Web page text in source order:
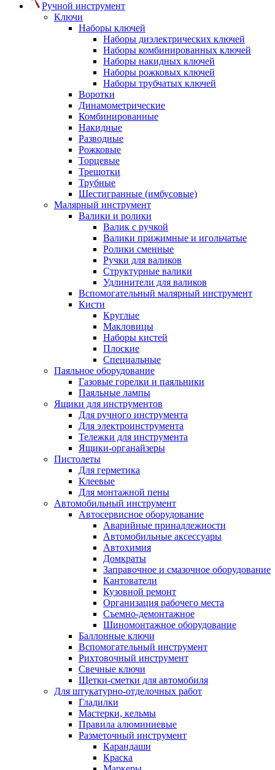
Ручной инструмент
Ключи
Наборы ключей
Наборы диэлектрических ключей
Наборы комбинированных ключей
Наборы накидных ключей
Наборы рожковых ключей
Наборы трубчатых ключей
Воротки
Динамометрические
Комбинированные
Накидные
Разводные
Рожковые
Торцевые
Трещотки
Трубные
Шестигранные (имбусовые)
Малярный инструмент
Валики и ролики
Валик с ручкой
Валики прижимные и игольчатые
Ролики сменные
Ручки для валиков
Структурные валики
Удлинители для валиков
Вспомогательный малярный инструмент
Кисти
Круглые
Макловицы
Наборы кистей
Плоские
Специальные
Паяльное оборудование
Газовые горелки и паяльники
Паяльные лампы
Ящики для инструментов
Для ручного инструмента
Для электроинструмента
Тележки для инструмента
Ящики-органайзеры
Пистолеты
Для герметика
Клеевые
Для монтажной пены
Автомобильный инструмент
Автосервисное оборудование
Аварийные принадлежности
Автомобильные аксессуары
Автохимия
Домкраты
Заправочное и смазочное оборудование
Кантователи
Кузовной ремонт
Организация рабочего места
Съемно-демонтажное
Шиномонтажное оборудование
Баллонные ключи
Вспомогательный инструмент
Рихтовочный инструмент
Свечные ключи
Щетки-сметки для автомобиля
Для штукатурно-отделочных работ
Гладилки
Мастерки, кельмы
Правила алюминиевые
Разметочный инструмент
Карандаши
Краска